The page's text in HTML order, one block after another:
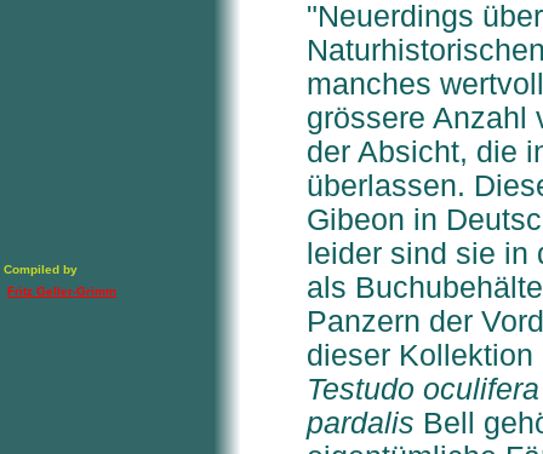
Compiled by
Fritz Geller-Grimm
"Neuerdings
manches
grössere Anzahl
der Absicht, die
überlassen.
Gibeon in
leider sind sie
als
Panzern der
dieser
Testudo oculifera
pardalis Bell